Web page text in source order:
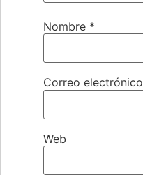
Nombre *
Correo electrónico
Web